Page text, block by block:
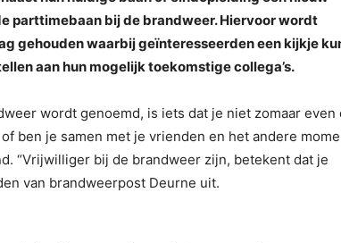
parttimebaan bij de brandweer. Hiervoor wordt
gehouden waarbij geïnteresseerden een kijkje
aan hun mogelijk toekomstige collega’s.
wordt genoemd, is iets dat je niet zomaar even
ben je samen met je vrienden en het andere
“Vrijwilliger bij de brandweer zijn, betekent dat je
van brandweerpost Deurne uit.